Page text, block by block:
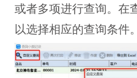
或者多项进行查询。在
以选择相应的查询条件。